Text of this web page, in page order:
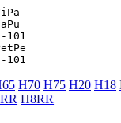
ViPa
101
H70 H75 H20 H18
H8RR